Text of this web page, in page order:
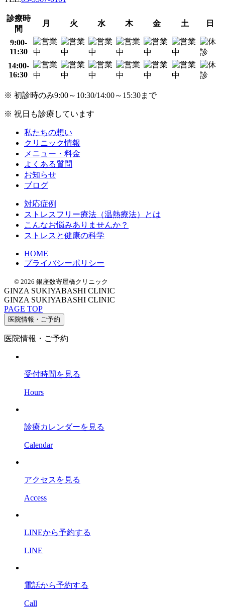
診療時
間
月 火 水 木 金 土 日
9:00-
11:30
14:00-
16:30
※ 初診時のみ9:00～10:30/14:00～15:30まで
※ 祝日も診療しています
私たちの想い
クリニック情報
メニュー・料金
よくある質問
お知らせ
ブログ
対応症例
ストレスフリー療法（温熱療法）とは
こんなお悩みありませんか？
ストレスと健康の科学
HOME
プライバシーポリシー
© 2026 銀座数寄屋橋クリニック
GINZA SUKIYABASHI CLINIC
GINZA SUKIYABASHI CLINIC
PAGE TOP
医院情報・ご予約
医院情報・ご予約
受付時間 を見る
Hours
診療カレンダーを見る
Calendar
アクセス を見る
Access
LINEから予約する
LINE
電話から予約する
Call